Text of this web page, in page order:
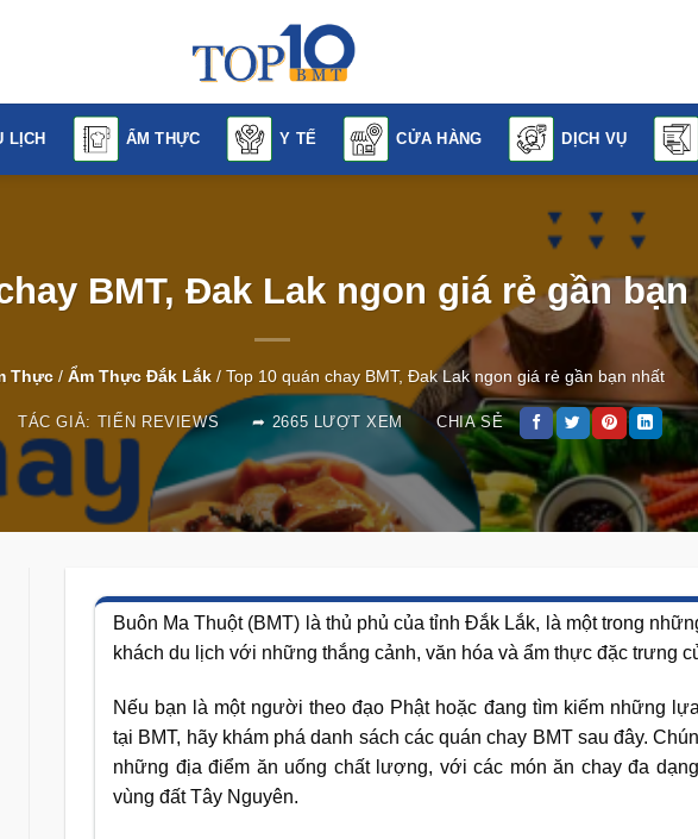
LỊCH ẨM THỰC Y TẾ CỬA HÀNG DỊCH VỤ
BMT, Đak Lak ngon giá rẻ gần
Thực/ Ẩm Thực Đắk Lắk/ Top 10 quán chay BMT, Đak Lak ngon giá rẻ gần bạn nhất
TÁC GIẢ: TIẾN REVIEWS 2665 LƯỢT XEM CHIA SẺ
Buôn Ma Thuột (BMT) là thủ phủ của tỉnh Đắk Lắk, là một trong
khách du lịch với những thắng cảnh, văn hóa và ẩm thực đặc trưng
Nếu bạn là một người theo đạo Phật hoặc đang tìm kiếm những
tại BMT, hãy khám phá danh sách các quán chay BMT sau đây.
những địa điểm ăn uống chất lượng, với các món ăn chay đa
vùng đất Tây Nguyên.